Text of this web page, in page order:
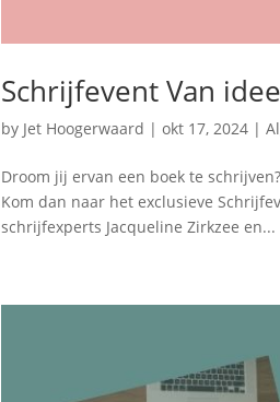
Schrijfevent Van
by Jet Hoogerwaard |okt 17, 2024 |
Droom jij ervan een boek te
Kom dan naar het exclusieve
schrijfexperts Jacqueline Zirkzee en...